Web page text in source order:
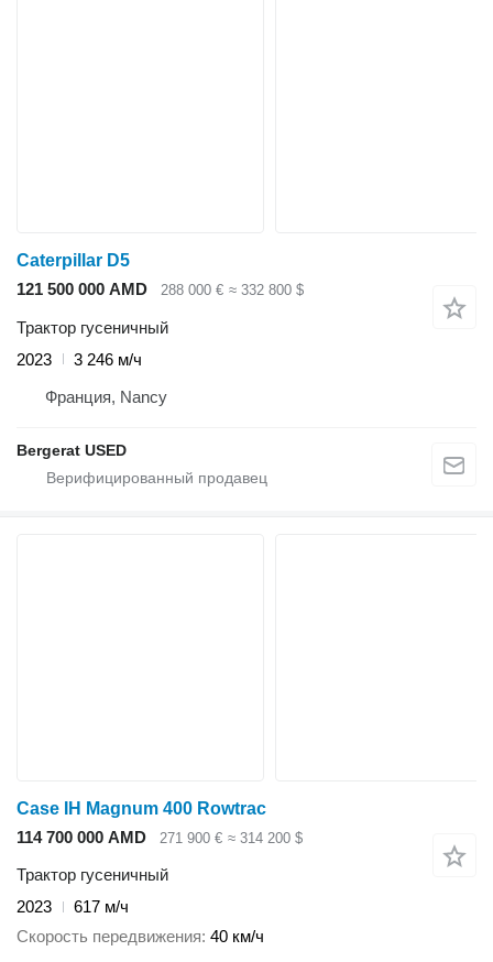
Caterpillar D5
121 500 000 AMD
288 000 € ≈ 332 800 $
Трактор гусеничный
2023
3 246 м/ч
Франция, Nancy
Bergerat USED
Case IH Magnum 400 Rowtrac
114 700 000 AMD
271 900 € ≈ 314 200 $
Трактор гусеничный
2023
617 м/ч
Скорость передвижения 40 км/ч